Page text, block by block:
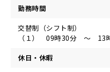
勤務時間
交替制（シフト制）
（１） 09時30分 ～ 13
休日・休暇